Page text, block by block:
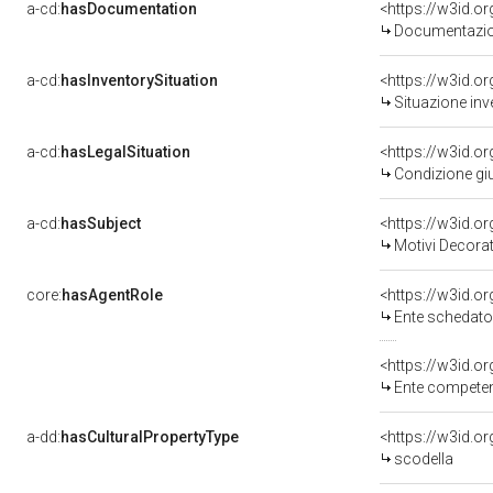
a-cd:hasDocumentation
a-cd:hasInventorySituation
<https://
Situazione
a-cd:hasLegalSituation
<https://
Condizione
a-cd:hasSubject
<https://
Motivi
core:hasAgentRole
<https://
Ente
<https://
Ente competente per tutela
a-dd:hasCulturalPropertyType
scodella